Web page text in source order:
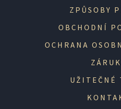
ZPŮSOBY
OBCHODNÍ
OCHRANA
UŽITEČNÉ